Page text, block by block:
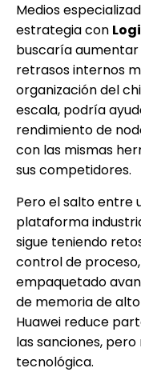
Medios
estrategia con
buscaría
retrasos internos
organización del
escala, podría
rendimiento de
con las mismas
sus competidores.
Pero el salto entre
plataforma
sigue teniendo
control de
empaquetado
de memoria de
Huawei reduce
las sanciones,
tecnológica.